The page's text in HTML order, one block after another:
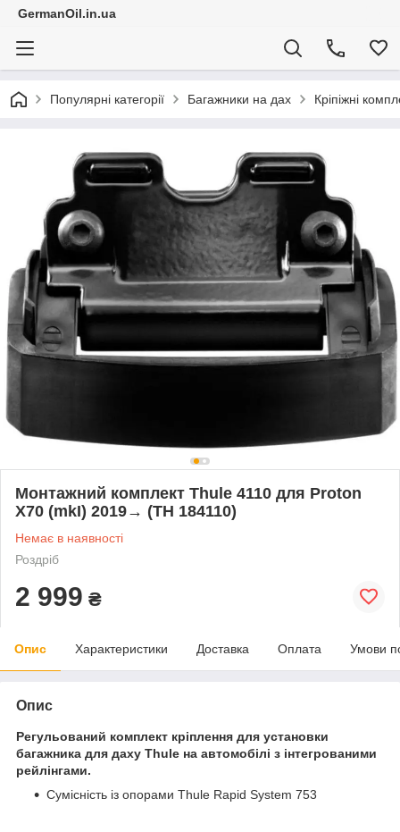
GermanOil.in.ua
Популярні категорії Багажники на дах Кріпіжні
Монтажний комплект Thule 4110 для Proton
X70 (mkI) 2019→ (TH 184110)
Немає в наявності
Роздріб
2 999 ₴
Опис Характеристики Доставка Оплата Умови
Опис
Регульований комплект кріплення для установки
багажника для даху Thule на автомобілі з інтегрованими
рейлінгами.
Сумісність із опорами Thule Rapid System 753